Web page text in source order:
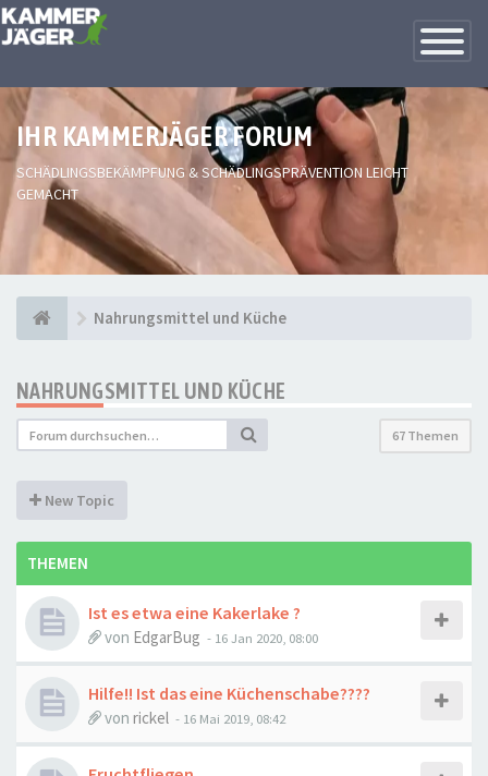
Toggle
IHR KAMMERJÄGER FORUM
SCHÄDLINGSBEKÄMPFUNG & SCHÄDLINGSPRÄVENTION LEICHT
GEMACHT
Nahrungsmittel und Küche
NAHRUNGSMITTEL UND KÜCHE
67 Themen
New Topic
THEMEN
Ist es etwa eine Kakerlake ?
von EdgarBug - 16 Jan 2020, 08:00
Hilfe!! Ist das eine Küchenschabe????
von rickel - 16 Mai 2019, 08:42